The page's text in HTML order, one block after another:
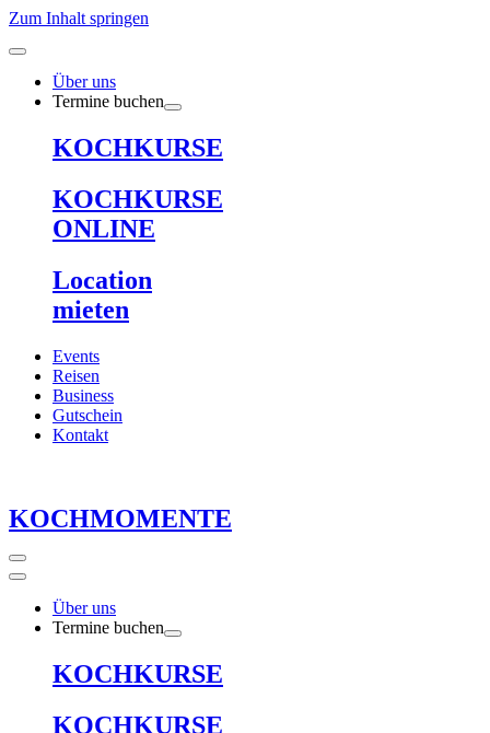
Zum Inhalt springen
Über uns
Termine buchen
KOCHKURSE
KOCHKURSE
ONLINE
Location
mieten
Events
Reisen
Business
Gutschein
Kontakt
KOCHMOMENTE
Über uns
Termine buchen
KOCHKURSE
KOCHKURSE